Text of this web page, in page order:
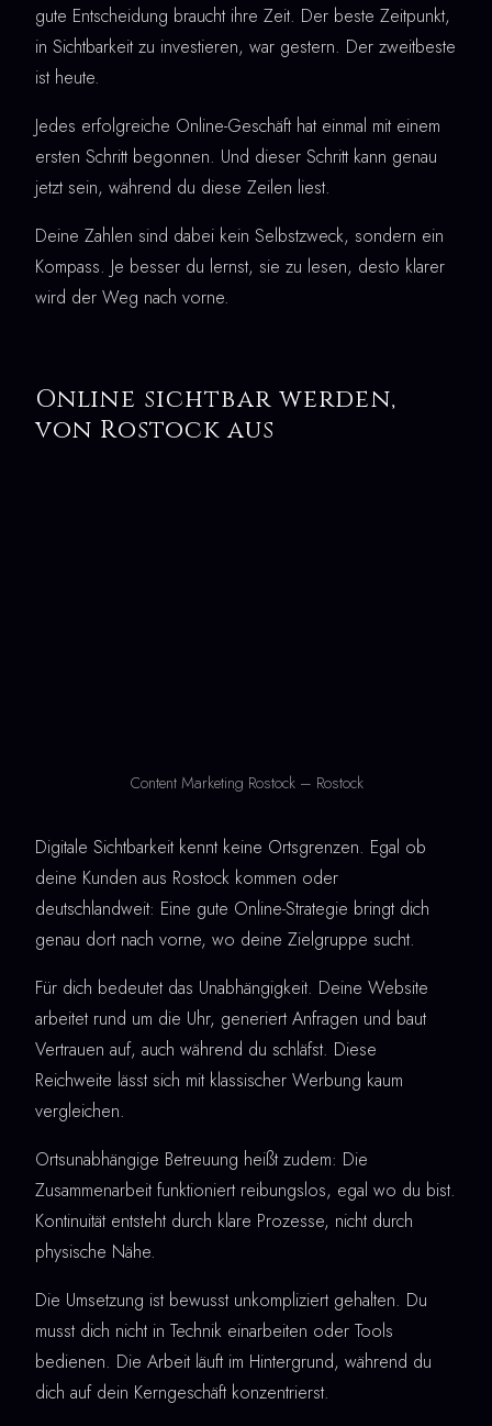
gute Entscheidung braucht ihre Zeit. Der beste Zeitpunkt,
in Sichtbarkeit zu investieren, war gestern. Der zweitbeste
ist heute.
Jedes erfolgreiche Online-Geschäft hat einmal mit einem
ersten Schritt begonnen. Und dieser Schritt kann genau
jetzt sein, während du diese Zeilen liest.
Deine Zahlen sind dabei kein Selbstzweck, sondern ein
Kompass. Je besser du lernst, sie zu lesen, desto klarer
wird der Weg nach vorne.
Online sichtbar werden,
von Rostock aus
Content Marketing Rostock – Rostock
Digitale Sichtbarkeit kennt keine Ortsgrenzen. Egal ob
deine Kunden aus Rostock kommen oder
deutschlandweit: Eine gute Online-Strategie bringt dich
genau dort nach vorne, wo deine Zielgruppe sucht.
Für dich bedeutet das Unabhängigkeit. Deine Website
arbeitet rund um die Uhr, generiert Anfragen und baut
Vertrauen auf, auch während du schläfst. Diese
Reichweite lässt sich mit klassischer Werbung kaum
vergleichen.
Ortsunabhängige Betreuung heißt zudem: Die
Zusammenarbeit funktioniert reibungslos, egal wo du bist.
Kontinuität entsteht durch klare Prozesse, nicht durch
physische Nähe.
Die Umsetzung ist bewusst unkompliziert gehalten. Du
musst dich nicht in Technik einarbeiten oder Tools
bedienen. Die Arbeit läuft im Hintergrund, während du
dich auf dein Kerngeschäft konzentrierst.